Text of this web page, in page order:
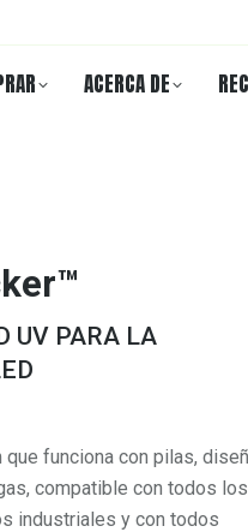
ACERCA DE
UV PARA LA
que funciona con pilas,
compatible con todos los
industriales y con todos